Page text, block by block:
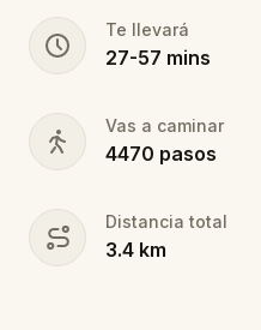
Te llevará
27-57 mins
Vas a caminar
4470 pasos
Distancia total
3.4 km